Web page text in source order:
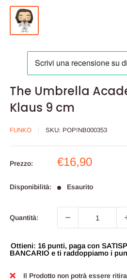
The Umbrella
Klaus 9 cm
FUNKO SKU: POP!NB000353
Prezzo:
Prezzo
€16,90
Disponibilità: Esaurito
Quantità:
Ottieni: 16 punti, paga con
BANCARIO e ti raddoppiamo i
Il Prodotto non potrà essere